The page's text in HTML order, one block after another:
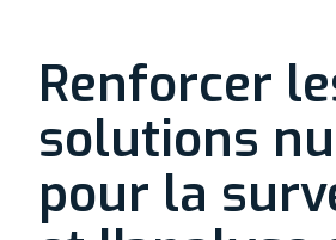
Renforcer
solutions
pour la